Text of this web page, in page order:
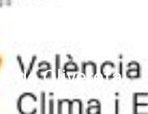
de Olivereta